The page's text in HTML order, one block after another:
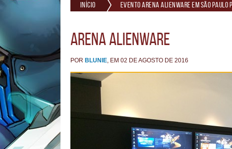
Início Evento Arena Alienware em São
Arena Alienware
POR BLUNIE, EM 02 DE AGOSTO DE 2016